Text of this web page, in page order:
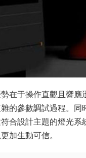
在于​操作直觀且響
的參數調試過程。
合設計主題的燈光
加生動可信。